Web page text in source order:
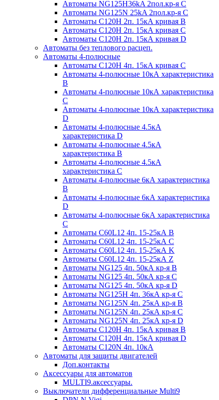
Автоматы NG125H36kA 2пол.кр-я C
Автоматы NG125N 25kA 2пол.кр-я C
Автоматы С120H 2п. 15кА кривая B
Автоматы С120H 2п. 15кА кривая C
Автоматы С120H 2п. 15кА кривая D
Автоматы без теплового расцеп.
Автоматы 4-полюсные
Автоматы С120H 4п. 15кА кривая C
Автоматы 4-полюсные 10кА характеристика
B
Автоматы 4-полюсные 10кА характеристика
C
Автоматы 4-полюсные 10кА характеристика
D
Автоматы 4-полюсные 4.5кА
характеристика D
Автоматы 4-полюсные 4.5кА
характеристика В
Автоматы 4-полюсные 4.5кА
характеристика С
Автоматы 4-полюсные 6кА характеристика
B
Автоматы 4-полюсные 6кА характеристика
D
Автоматы 4-полюсные 6кА характеристика
С
Автоматы C60L12 4п. 15-25кА B
Автоматы C60L12 4п. 15-25кА C
Автоматы C60L12 4п. 15-25кА K
Автоматы C60L12 4п. 15-25кА Z
Автоматы NG125 4п. 50кА кр-я B
Автоматы NG125 4п. 50кА кр-я C
Автоматы NG125 4п. 50кА кр-я D
Автоматы NG125H 4п. 36кА кр-я C
Автоматы NG125N 4п. 25кА кр-я B
Автоматы NG125N 4п. 25кА кр-я C
Автоматы NG125N 4п. 25кА кр-я D
Автоматы С120H 4п. 15кА кривая B
Автоматы С120H 4п. 15кА кривая D
Автоматы С120N 4п. 10кА
Автоматы для защиты двигателей
Доп.контакты
Аксессуары для автоматов
MULTI9.аксессуары.
Выключатели дифференциальные Multi9